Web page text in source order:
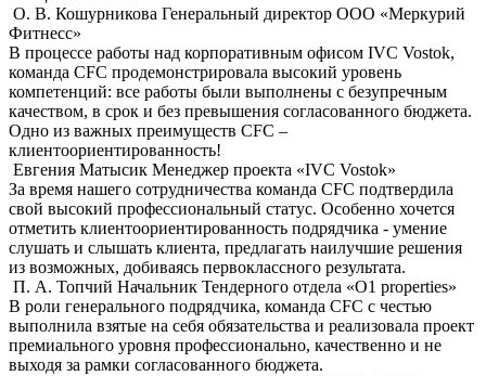
О. В. Кошурникова Генеральный директор ООО «Меркурий
Фитнесс»
В процессе работы над корпоративным офисом IVC Vostok,
команда СFС продемонстрировала высокий уровень
компетенций: все работы были выполнены с безупречным
качеством, в срок и без превышения согласованного бюджета.
Одно из важных преимуществ СFС –
клиентоориентированность!
Евгения Матысик Менеджер проекта «IVC Vostok»
За время нашего сотрудничества команда CFC подтвердила
свой высокий профессиональный статус. Особенно хочется
отметить клиентоориентированность подрядчика - умение
слушать и слышать клиента, предлагать наилучшие решения
из возможных, добиваясь первоклассного результата.
П. А. Топчий Начальник Тендерного отдела «О1 properties»
В роли генерального подрядчика, команда CFC с честью
выполнила взятые на себя обязательства и реализовала проект
премиального уровня профессионально, качественно и не
выходя за рамки согласованного бюджета.